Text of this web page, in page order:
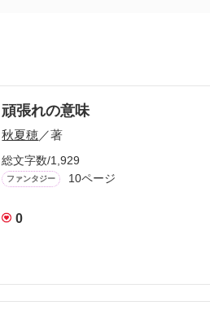
頑張れの意味
秋夏穂／著
総文字数/1,929
ファンタジー 10ページ
0